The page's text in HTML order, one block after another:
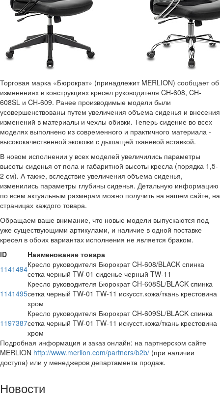
Торговая марка «Бюрократ» (принадлежит MERLION) сообщает об
изменениях в конструкциях кресел руководителя CH-608, CH-
608SL и CH-609. Ранее производимые модели были
усовершенствованы путем увеличения объема сиденья и внесения
изменений в материалы и чехлы обивки. Теперь сидение во всех
моделях выполнено из современного и практичного материала -
высококачественной экокожи с дышащей тканевой вставкой.
В новом исполнении у всех моделей увеличились параметры
высоты сиденья от пола и габаритной высоты кресла (порядка 1,5-
2 см). А также, вследствие увеличения объема сиденья,
изменились параметры глубины сиденья. Детальную информацию
по всем актуальным размерам можно получить на нашем сайте, на
страницах каждого товара.
Обращаем ваше внимание, что новые модели выпускаются под
уже существующими артикулами, и наличие в одной поставке
кресел в обоих вариантах исполнения не является браком.
ID
Наименование товара
1141494Кресло руководителя Бюрократ CH-608/BLACK спинка
сетка черный TW-01 сиденье черный TW-11
1141495
Кресло руководителя Бюрократ CH-608SL/BLACK спинка
сетка черный TW-01 TW-11 искусст.кожа/ткань крестовина
хром
1197387
Кресло руководителя Бюрократ CH-609SL/BLACK спинка
сетка черный TW-01 TW-11 искусст.кожа/ткань крестовина
хром
Подробная информация и заказ онлайн: на партнерском сайте
MERLION http://www.merlion.com/partners/b2b/ (при наличии
доступа) или у менеджеров департамента продаж.
Новости